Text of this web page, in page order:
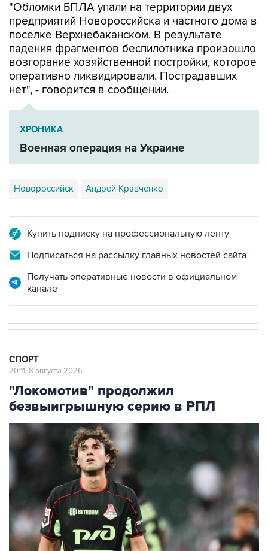
"Обломки БПЛА упали на территории двух
предприятий Новороссийска и частного дома в
поселке Верхнебаканском. В результате
падения фрагментов беспилотника произошло
возгорание хозяйственной постройки, которое
оперативно ликвидировали. Пострадавших
нет", - говорится в сообщении.
ХРОНИКА
Военная операция на Украине
Новороссийск Андрей Кравченко
Купить подписку на профессиональную ленту
Подписаться на рассылку главных новостей сайта
Получать оперативные новости в официальном
канале
СПОРТ
20:11, 8 августа 2026
"Локомотив" продолжил
безвыигрышную серию в РПЛ